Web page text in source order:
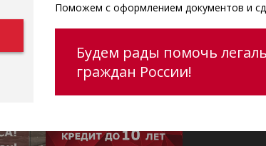
Поможем с оформлением документов и
Будем рады помочь
граждан России!